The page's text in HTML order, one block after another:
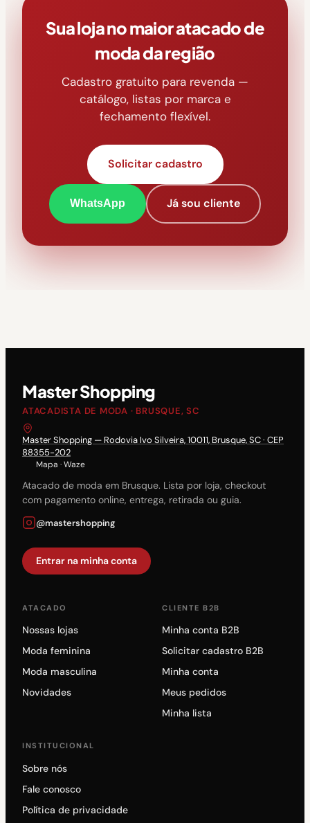
Sua loja no maior atacado de
moda da região
Cadastro gratuito para revenda —
catálogo, listas por marca e
fechamento flexível.
Solicitar cadastro
WhatsApp Já sou cliente
Master Shopping
ATACADISTA DE MODA · BRUSQUE, SC
Master Shopping — Rodovia Ivo Silveira, 10011, Brusque, SC · CEP
88355-202
Mapa ·Waze
Atacado de moda em Brusque. Lista por loja, checkout
com pagamento online, entrega, retirada ou guia.
@mastershopping
Entrar na minha conta
ATACADO
Nossas lojas
Moda feminina
Moda masculina
Novidades
CLIENTE B2B
Minha conta B2B
Solicitar cadastro B2B
Minha conta
Meus pedidos
Minha lista
INSTITUCIONAL
Sobre nós
Fale conosco
Política de privacidade